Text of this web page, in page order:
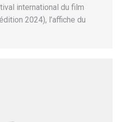
international du film
2024), l’affiche du